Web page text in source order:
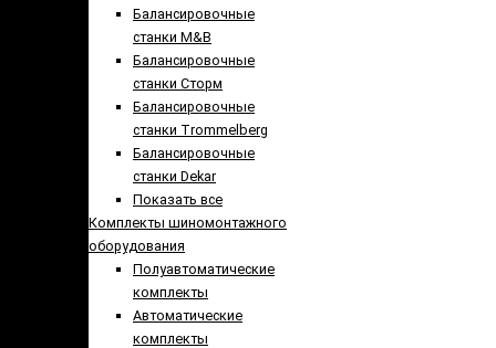
Балансировочные
станки M&B
Балансировочные
станки Сторм
Балансировочные
станки Trommelberg
Балансировочные
станки Dekar
Показать все
Комплекты шиномонтажного
оборудования
Полуавтоматические
комплекты
Автоматические
комплекты